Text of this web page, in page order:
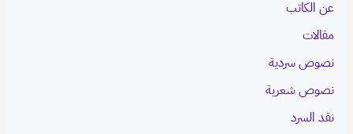
عن الكاتب
مقالات
نصوص سردية
نصوص شعرية
نقد السرد